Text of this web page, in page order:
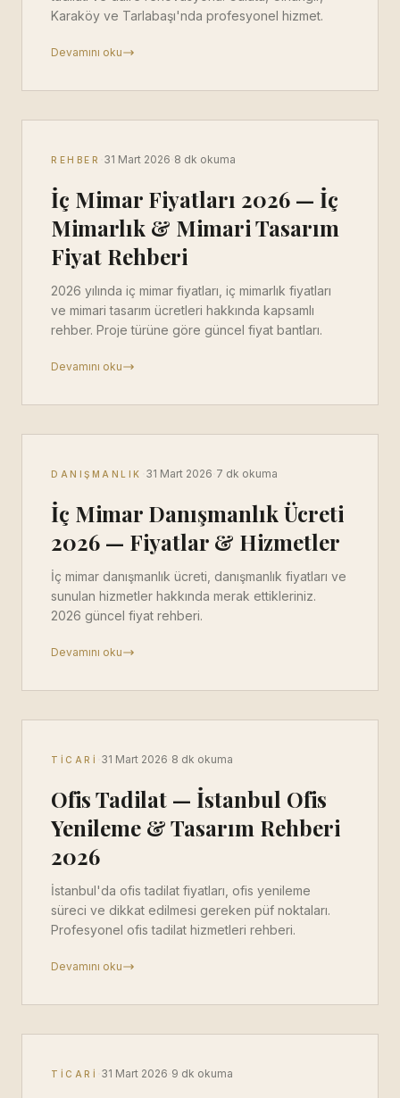
Karaköy ve Tarlabaşı'nda profesyonel hizmet.
Devamını oku
REHBER 31 Mart 2026 8 dk okuma
İç Mimar Fiyatları 2026 — İç
Mimarlık & Mimari Tasarım
Fiyat Rehberi
2026 yılında iç mimar fiyatları, iç mimarlık fiyatları
ve mimari tasarım ücretleri hakkında kapsamlı
rehber. Proje türüne göre güncel fiyat bantları.
Devamını oku
DANIŞMANLIK 31 Mart 2026 7 dk okuma
İç Mimar Danışmanlık Ücreti
2026 — Fiyatlar & Hizmetler
İç mimar danışmanlık ücreti, danışmanlık fiyatları ve
sunulan hizmetler hakkında merak ettikleriniz.
2026 güncel fiyat rehberi.
Devamını oku
TICARI 31 Mart 2026 8 dk okuma
Ofis Tadilat — İstanbul Ofis
Yenileme & Tasarım Rehberi
2026
İstanbul'da ofis tadilat fiyatları, ofis yenileme
süreci ve dikkat edilmesi gereken püf noktaları.
Profesyonel ofis tadilat hizmetleri rehberi.
Devamını oku
TICARI 31 Mart 2026 9 dk okuma